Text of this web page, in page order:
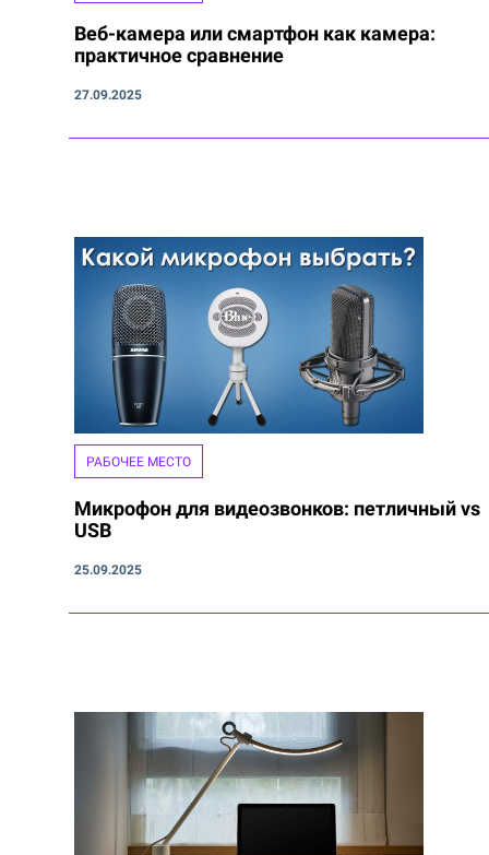
Веб-камера или смартфон как камера:
практичное сравнение
27.09.2025
РАБОЧЕЕ МЕСТО
Микрофон для видеозвонков: петличный vs
USB
25.09.2025